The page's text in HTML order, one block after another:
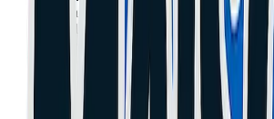
Connecteur de charge :
Si votre
ou si le câble bouge, nous réparons ou
connecteur de charge (Lightning,
Désoxydation :
Votre téléphone est
Éteignez-le immédiatement et apportez-
désoxydation professionnelle afin
composants internes.